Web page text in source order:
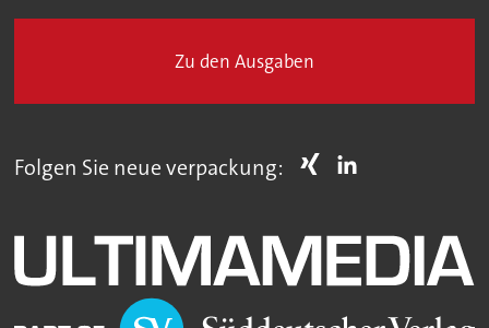
Zu den Ausgaben
Folgen Sie neue verpackung: